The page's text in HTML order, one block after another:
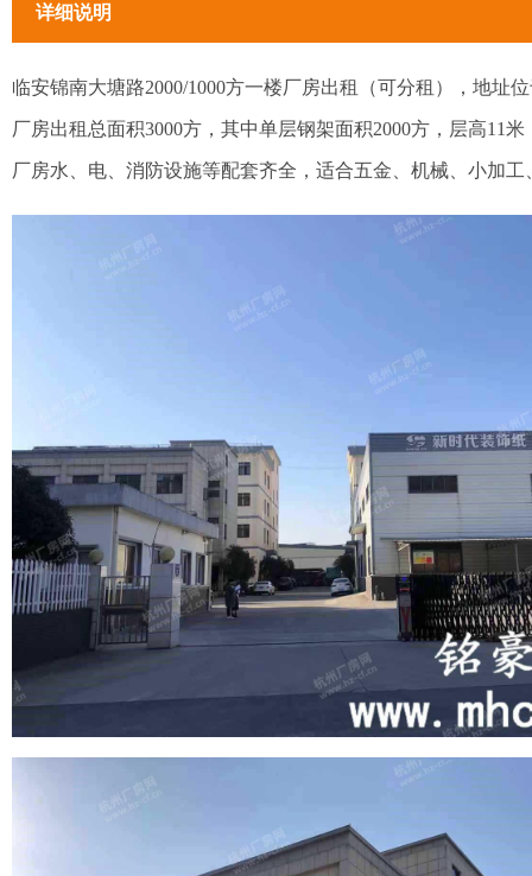
详细说明
临安锦南大塘路2000/1000方一楼厂房出租（可分租），地址
厂房出租总面积3000方，其中单层钢架面积2000方，层高11
厂房水、电、消防设施等配套齐全，适合五金、机械、小加